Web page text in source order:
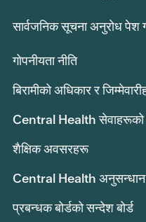
सार्वजनिक सूचना अनुरोध पेश
गोपनीयता नीति
बिरामीको अधिकार र
Central Health सेवाहरूको
शैक्षिक अवसरहरू
Central Health अनुसन्धान
प्रबन्धक बोर्डको सन्देश बोर्ड